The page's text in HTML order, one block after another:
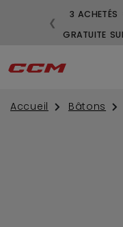
3 ACHETÉS
GRATUITE
❮
Accueil Bâtons